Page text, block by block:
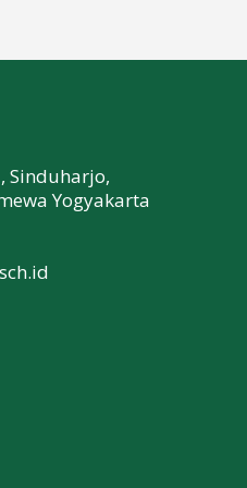
Sinduharjo,
Yogyakarta